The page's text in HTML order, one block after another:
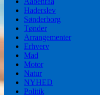
Haderslev
Sønderborg
Tønder
Arrangementer
Erhverv
Mad
Motor
Natur
NYHED
Politik